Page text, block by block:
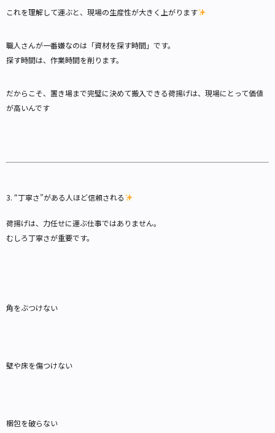
これを理解して運ぶと、現場の生産性が大きく上がります
職人さんが一番嫌なのは「資材を探す時間」です。
探す時間は、作業時間を削ります。
だからこそ、置き場まで完璧に決めて搬入できる荷揚げは、現場にとって価値
が高いんです
3. “丁寧さ”がある人ほど信頼される
荷揚げは、力任せに運ぶ仕事ではありません。
むしろ丁寧さが重要です。
角をぶつけない
壁や床を傷つけない
梱包を破らない